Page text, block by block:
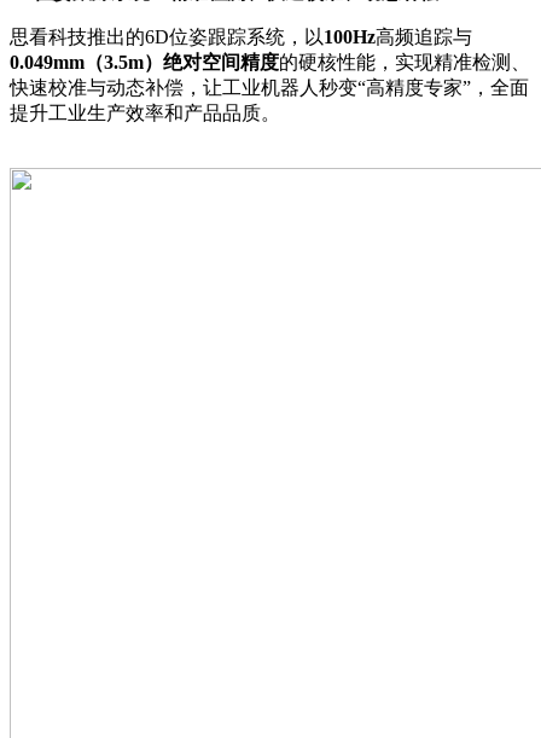
思看科技推出的6D位姿跟踪系统，以100Hz高频追踪与
0.049mm（3.5m）绝对空间精度的硬核性能，实现精准检测、
快速校准与动态补偿，让工业机器人秒变“高精度专家”，全面
提升工业生产效率和产品品质。